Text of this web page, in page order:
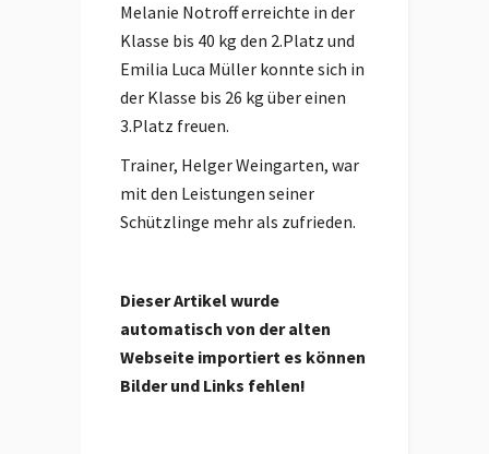
Melanie Notroff erreichte in der
Klasse bis 40 kg den 2.Platz und
Emilia Luca Müller konnte sich in
der Klasse bis 26 kg über einen
3.Platz freuen.
Trainer, Helger Weingarten, war
mit den Leistungen seiner
Schützlinge mehr als zufrieden.
Dieser Artikel wurde
automatisch von der alten
Webseite importiert es können
Bilder und Links fehlen!